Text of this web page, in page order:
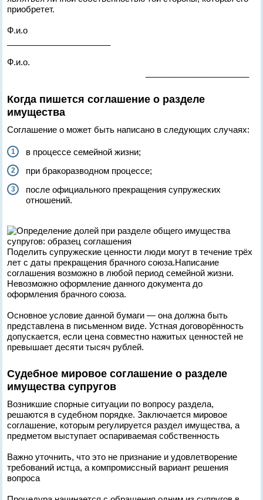
приобретет.
Ф.и.о
Ф.и.о.
Когда пишется соглашение о разделе
имущества
Соглашение о может быть написано в следующих случаях:
в процессе семейной жизни;
при бракоразводном процессе;
после официального прекращения супружеских
отношений.
Поделить супружеские ценности люди могут в течение трёх
лет с даты прекращения брачного союза.Написание
соглашения возможно в любой период семейной жизни.
Невозможно оформление данного документа до
оформления брачного союза.
Основное условие данной бумаги — она должна быть
представлена в письменном виде. Устная договорённость
допускается, если цена совместно нажитых ценностей не
превышает десяти тысяч рублей.
Судебное мировое соглашение о разделе
имущества супругов
Возникшие спорные ситуации по вопросу раздела,
решаются в судебном порядке. Заключается мировое
соглашение, которым регулируется раздел имущества, а
предметом выступает оспариваемая собственность
Важно уточнить, что это не признание и удовлетворение
требований истца, а компромиссный вариант решения
вопроса